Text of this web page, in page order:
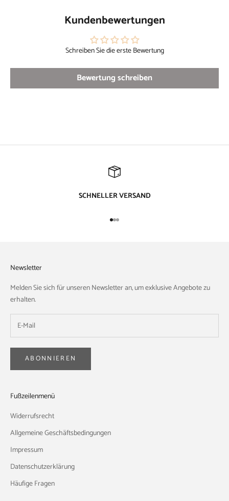
Kundenbewertungen
Schreiben Sie die erste Bewertung
Bewertung schreiben
SCHNELLER VERSAND
Gehe zu Element 1
Gehe zu Element 2
Gehe zu Element 3
Newsletter
Melden Sie sich für unseren Newsletter an, um exklusive Angebote zu
erhalten.
ABONNIEREN
Fußzeilenmenü
Widerrufsrecht
Allgemeine Geschäftsbedingungen
Impressum
Datenschutzerklärung
Häufige Fragen